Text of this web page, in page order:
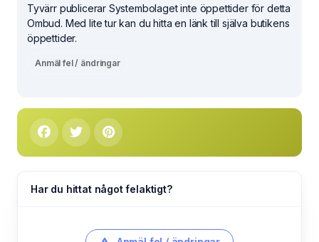
Tyvärr publicerar Systembolaget inte öppettider för detta
Ombud. Med lite tur kan du hitta en länk till själva butikens
öppettider.
Anmäl fel / ändringar
Har du hittat något felaktigt?